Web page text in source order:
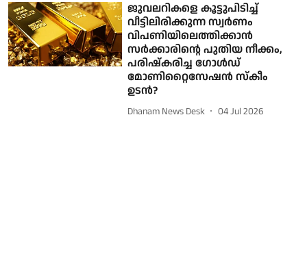
ജുവലറികളെ കൂട്ടുപിടിച്ച്
വീട്ടിലിരിക്കുന്ന സ്വര്‍ണം
വിപണിയിലെത്തിക്കാന്‍
സര്‍ക്കാരിന്റെ പുതിയ നീക്കം,
പരിഷ്‌കരിച്ച ഗോള്‍ഡ്
മോണിറ്റൈസേഷന്‍ സ്‌കീം
ഉടന്‍?
Dhanam News Desk 04 Jul 2026